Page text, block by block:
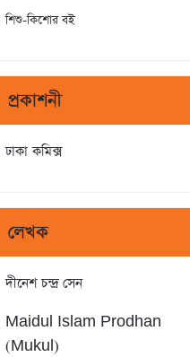
শিশু-কিশোর বই
প্রকাশনী
ঢাকা কমিক্স
লেখক
দীনেশ চন্দ্র সেন
Maidul Islam Prodhan
(Mukul)